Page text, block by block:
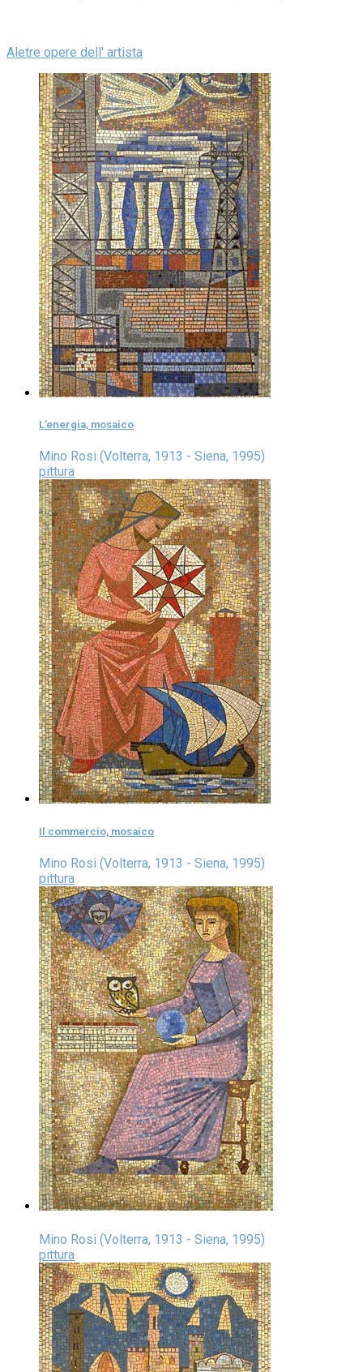
Aletre opere dell' artista
L’energia, mosaico
Mino Rosi (Volterra, 1913 - Siena, 1995)
pittura
Il commercio, mosaico
Mino Rosi (Volterra, 1913 - Siena, 1995)
pittura
Mino Rosi (Volterra, 1913 - Siena, 1995)
pittura